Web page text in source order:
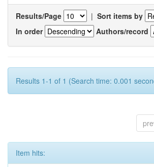
Results/Page | Sort items by
In order
Authors/record
Results 1-1 of 1 (Search time: 0.001
Item hits: